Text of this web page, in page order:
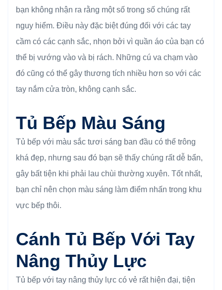
bạn không nhận ra rằng một số trong số chúng rất
nguy hiểm. Điều này đặc biệt đúng đối với các tay
cầm có các cạnh sắc, nhọn bởi vì quần áo của bạn có
thể bị vướng vào và bị rách. Những cú va chạm vào
đó cũng có thể gây thương tích nhiều hơn so với các
tay nắm cửa tròn, không cạnh sắc.
Tủ Bếp Màu Sáng
Tủ bếp với màu sắc tươi sáng ban đầu có thể trông
khá đẹp, nhưng sau đó bạn sẽ thấy chúng rất dễ bẩn,
gây bất tiện khi phải lau chùi thường xuyên. Tốt nhất,
bạn chỉ nên chọn màu sáng làm điểm nhấn trong khu
vực bếp thôi.
Cánh Tủ Bếp Với Tay
Nâng Thủy Lực
Tủ bếp với tay nâng thủy lực có vẻ rất hiện đại, tiện